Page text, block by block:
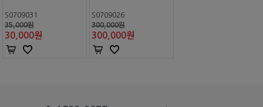
S0709031
35,000원
30,000원
S0709026
300,000원
300,000원